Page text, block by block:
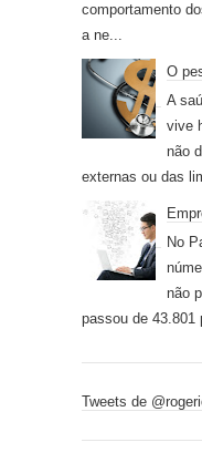
comportamento
a ne...
O
A
vive
não
externas ou das
No
não
passou de 43.801
Tweets de